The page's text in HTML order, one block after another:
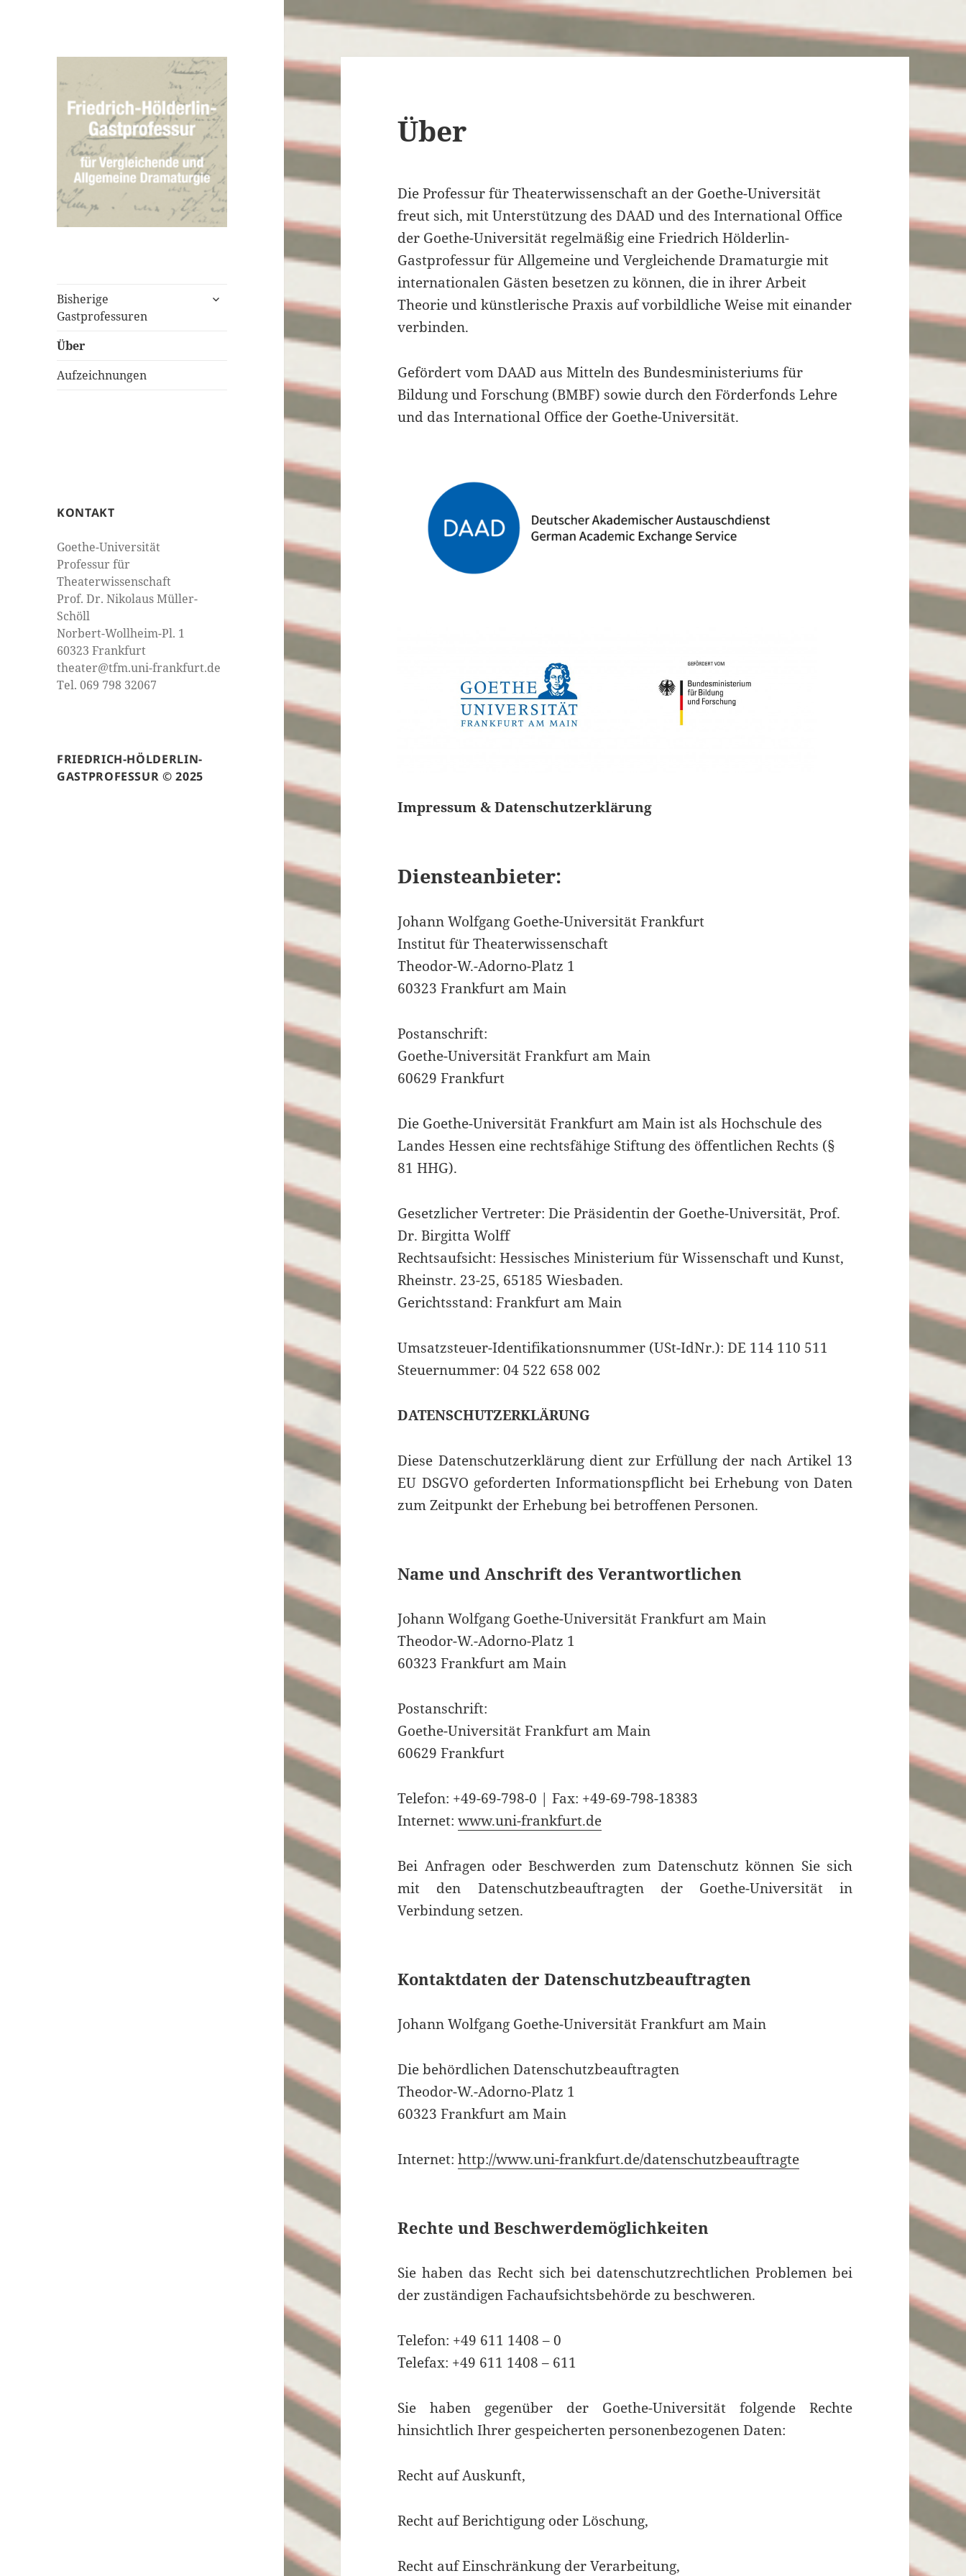
Bisherige
Gastprofessuren
untermenü
Über
Aufzeichnungen
KONTAKT
Goethe-Universität
Professur für
Theaterwissenschaft
Prof. Dr. Nikolaus Müller-
Schöll
Norbert-Wollheim-Pl. 1
60323 Frankfurt
theater@tfm.uni-frankfurt.de
Tel. 069 798 32067
FRIEDRICH-HÖLDERLIN-
GASTPROFESSUR © 2025
Über
Die Professur für Theaterwissenschaft an der Goethe-Universität
freut sich, mit Unterstützung des DAAD und des International Office
der Goethe-Universität regelmäßig eine Friedrich Hölderlin-
Gastprofessur für Allgemeine und Vergleichende Dramaturgie mit
internationalen Gästen besetzen zu können, die in ihrer Arbeit
Theorie und künstlerische Praxis auf vorbildliche Weise mit einander
verbinden.
Gefördert vom DAAD aus Mitteln des Bundesministeriums für
Bildung und Forschung (BMBF) sowie durch den Förderfonds Lehre
und das International Office der Goethe-Universität.
Impressum & Datenschutzerklärung
Diensteanbieter:
Johann Wolfgang Goethe-Universität Frankfurt
Institut für Theaterwissenschaft
Theodor-W.-Adorno-Platz 1
60323 Frankfurt am Main
Postanschrift:
Goethe-Universität Frankfurt am Main
60629 Frankfurt
Die Goethe-Universität Frankfurt am Main ist als Hochschule des
Landes Hessen eine rechtsfähige Stiftung des öffentlichen Rechts (§
81 HHG).
Gesetzlicher Vertreter: Die Präsidentin der Goethe-Universität, Prof.
Dr. Birgitta Wolff
Rechtsaufsicht: Hessisches Ministerium für Wissenschaft und Kunst,
Rheinstr. 23-25, 65185 Wiesbaden.
Gerichtsstand: Frankfurt am Main
Umsatzsteuer-Identifikationsnummer (USt-IdNr.): DE 114 110 511
Steuernummer: 04 522 658 002
DATENSCHUTZERKLÄRUNG
Diese Datenschutzerklärung dient zur Erfüllung der nach Artikel 13
EU DSGVO geforderten Informationspflicht bei Erhebung von Daten
zum Zeitpunkt der Erhebung bei betroffenen Personen.
Name und Anschrift des Verantwortlichen
Johann Wolfgang Goethe-Universität Frankfurt am Main
Theodor-W.-Adorno-Platz 1
60323 Frankfurt am Main
Postanschrift:
Goethe-Universität Frankfurt am Main
60629 Frankfurt
Telefon: +49-69-798-0 | Fax: +49-69-798-18383
Internet:www.uni-frankfurt.de
Bei Anfragen oder Beschwerden zum Datenschutz können Sie sich
mit den Datenschutz­beauftragten der Goethe-Universität in
Verbindung setzen.
Kontaktdaten der Datenschutzbeauftragten
Johann Wolfgang Goethe-Universität Frankfurt am Main
Die behördlichen Datenschutzbeauftragten
Theodor-W.-Adorno-Platz 1
60323 Frankfurt am Main
Internet:http://www.uni-frankfurt.de/datenschutzbeauftragte
Rechte und Beschwerdemöglichkeiten
Sie haben das Recht sich bei datenschutzrechtlichen Problemen bei
der zuständigen Fachauf­sichts­behörde zu beschweren.
Telefon: +49 611 1408 – 0
Telefax: +49 611 1408 – 611
Sie haben gegenüber der Goethe-Universität folgende Rechte
hinsichtlich Ihrer gespeicherten personen­bezogenen Daten:
Recht auf Auskunft,
Recht auf Berichtigung oder Löschung,
Recht auf Einschränkung der Verarbeitung,